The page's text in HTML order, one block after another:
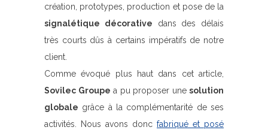
création, prototypes, production et pose de la
signalétique décorative dans des délais
très courts dûs à certains impératifs de notre
client.
Comme évoqué plus haut dans cet article,
Sovilec Groupe a pu proposer une solution
globale grâce à la complémentarité de ses
activités. Nous avons donc fabriqué et posé